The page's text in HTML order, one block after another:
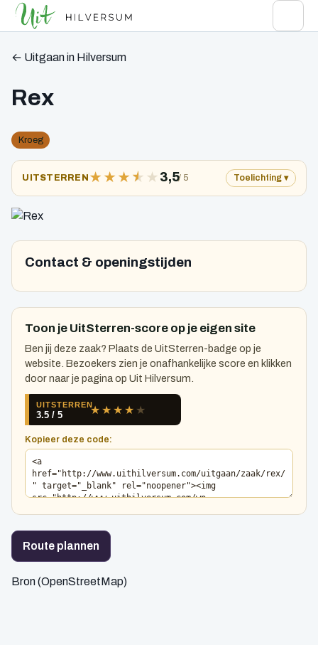
← Uitgaan in Hilversum
Rex
Kroeg
UITSTERREN ★ ★ ★ ★ ★ 3,5/ 5 Toelichting
Contact & openingstijden
Toon je UitSterren-score op je eigen site
Ben jij deze zaak? Plaats de UitSterren-badge op je
website. Bezoekers zien je onafhankelijke score en klikken
door naar je pagina op Uit Hilversum.
Kopieer deze code:
Route plannen
Bron (OpenStreetMap)